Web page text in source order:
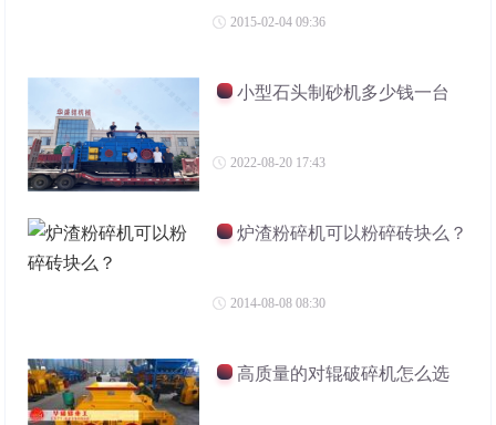
2015-02-04 09:36
小型石头制砂机多少钱一台
2022-08-20 17:43
炉渣粉碎机可以粉碎砖块么？
2014-08-08 08:30
高质量的对辊破碎机怎么选